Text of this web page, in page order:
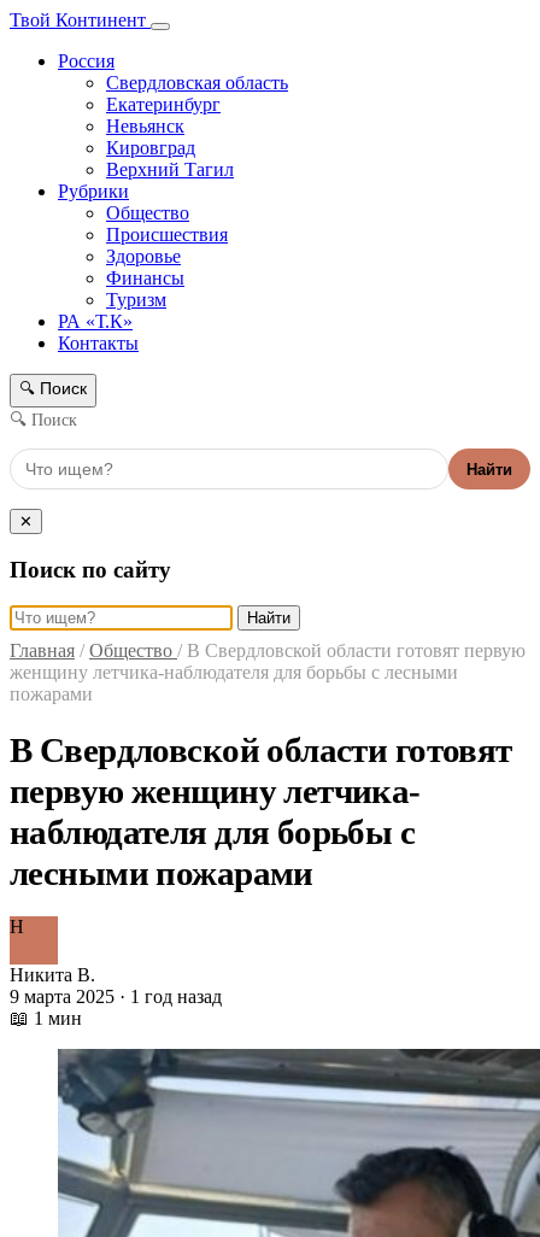
Твой Континент
Россия
Свердловская область
Екатеринбург
Невьянск
Кировград
Верхний Тагил
Рубрики
Общество
Происшествия
Здоровье
Финансы
Туризм
РА «Т.К»
Контакты
🔍 Поиск
🔍 Поиск
Найти
✕
Поиск по сайту
Найти
Главная / Общество / В Свердловской области готовят первую
женщину летчика-наблюдателя для борьбы с лесными
пожарами
В Свердловской области готовят
первую женщину летчика-
наблюдателя для борьбы с
лесными пожарами
Н
Никита В.
9 марта 2025 · 1 год назад
📖 1 мин